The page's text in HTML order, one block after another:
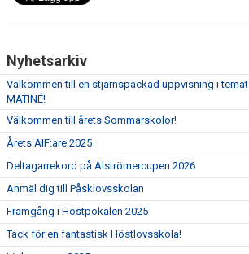
Nyhetsarkiv
Välkommen till en stjärnspäckad uppvisning i temat
MATINÉ!
Välkommen till årets Sommarskolor!
Årets AIF:are 2025
Deltagarrekord på Alströmercupen 2026
Anmäl dig till Påsklovsskolan
Framgång i Höstpokalen 2025
Tack för en fantastisk Höstlovsskola!